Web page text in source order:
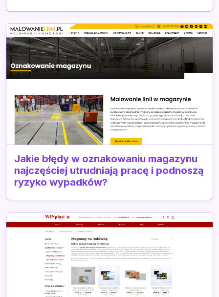
Jakie błędy w oznakowaniu magazynu
najczęściej utrudniają pracę i podnoszą
ryzyko wypadków?